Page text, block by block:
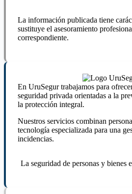
La información publicada tiene
sustituye el asesoramiento
correspondiente.
En UruSegur trabajamos para
seguridad privada orientadas a la
la protección integral.
Nuestros servicios combinan
tecnología especializada para una
incidencias.
La seguridad de personas y bienes